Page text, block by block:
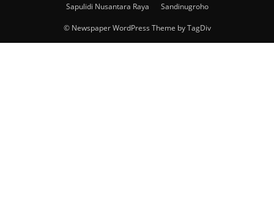
Sapulidi Nusantara Raya
Sandinugroho
© Newspaper WordPress Theme by TagDiv